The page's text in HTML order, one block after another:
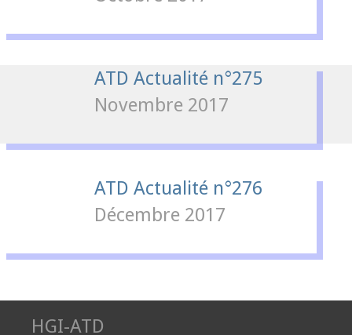
ATD Actualité n°275
Novembre 2017
ATD Actualité n°276
Décembre 2017
HGI-ATD